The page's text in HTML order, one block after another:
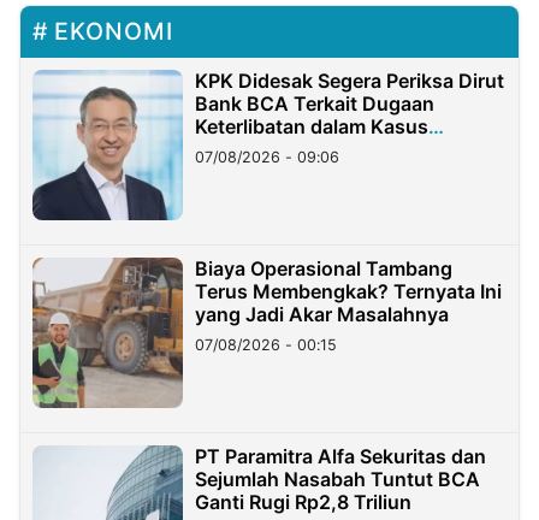
EKONOMI
KPK Didesak Segera Periksa Dirut
Bank BCA Terkait Dugaan
Keterlibatan dalam Kasus
Hilangnya Dana Nasabah Rp2,58
Miliar
07/08/2026 - 09:06
Biaya Operasional Tambang
Terus Membengkak? Ternyata Ini
yang Jadi Akar Masalahnya
07/08/2026 - 00:15
PT Paramitra Alfa Sekuritas dan
Sejumlah Nasabah Tuntut BCA
Ganti Rugi Rp2,8 Triliun